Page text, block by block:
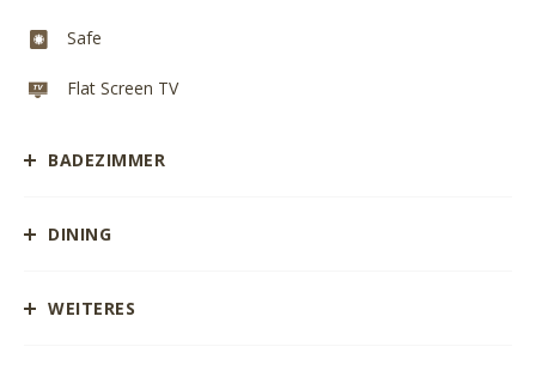
Safe
Flat Screen TV
BADEZIMMER
DINING
WEITERES